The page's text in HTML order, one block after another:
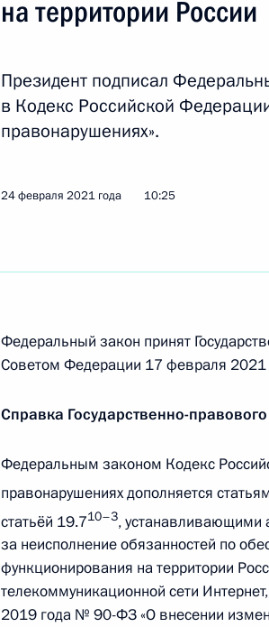
и данных, полученных при оказании
Подписан закон, касающийся
9 марта 2021 года, 19:25
Подписан закон, обязывающий
Подписан закон об
9 марта 2021 года, 19:15
В КоАП внесены изменения,
вне агитационного периода и в
9 марта 2021 года, 19:10
на территории России
Президент подписал
в Кодекс Российской
правонарушениях».
24 февраля 2021 года 10:25
Федеральный закон принят
Советом Федерации 17 февраля 2021
Справка Государственно-
Федеральным законом Кодекс
правонарушениях дополняется
статьёй 19.710–3, устанавливающими
за неисполнение обязанностей по
функционирования на территории
телекоммуникационной сети
2019 года № 90-ФЗ «О внесении